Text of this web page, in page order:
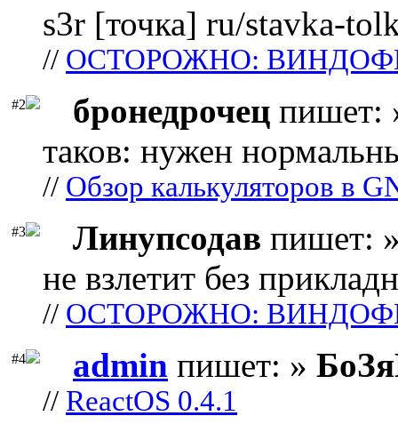
s3r [точка] ru/stavka-
// ОСТОРОЖНО:
#2 бронедрочец пишет:
таков: нужен
// Обзор калькуляторов в
#3 Линупсодав пишет:
не взлетит без
// ОСТОРОЖНО:
#4 admin пишет: »
// ReactOS 0.4.1